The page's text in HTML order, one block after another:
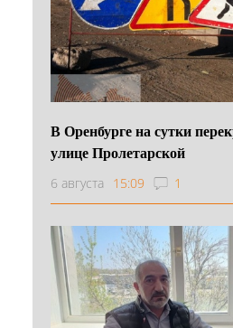
В Оренбурге на сутки
улице Пролетарской
6 августа 15:09 1